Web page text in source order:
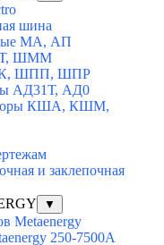
шина
МА, АП
ШММ
ШПП, ШПР
АД31Т, АД0
КША, КШМ,
и заклепочная
▼
Metaenergy
250-7500A